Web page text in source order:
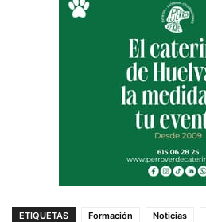
ETIQUETAS Formación Noticias